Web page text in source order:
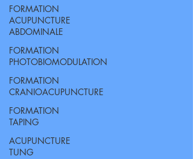
FORMATION
ACUPUNCTURE
ABDOMINALE
FORMATION
PHOTOBIOMODULATION
FORMATION
CRANIOACUPUNCTURE
FORMATION
TAPING
ACUPUNCTURE
TUNG